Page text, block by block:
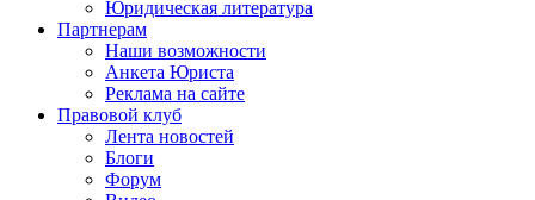
Юридическая литература
Партнерам
Наши возможности
Анкета Юриста
Реклама на сайте
Правовой клуб
Лента новостей
Блоги
Форум